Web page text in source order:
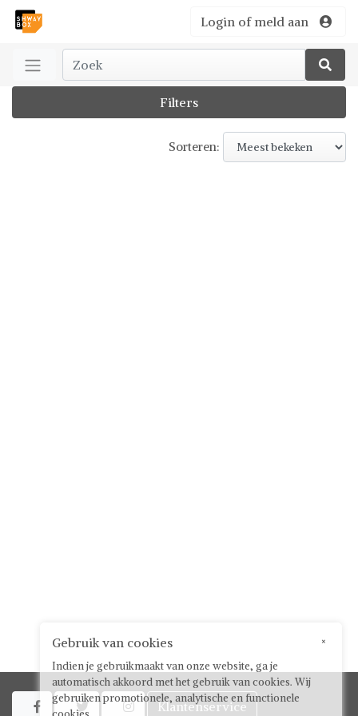
Login of meld aan
Filters
Sorteren:
   Klantenservice
×
Gebruik van cookies
Indien je gebruikmaakt van onze website, ga je
automatisch akkoord met het gebruik van cookies. Wij
gebruiken promotionele, analytische en functionele